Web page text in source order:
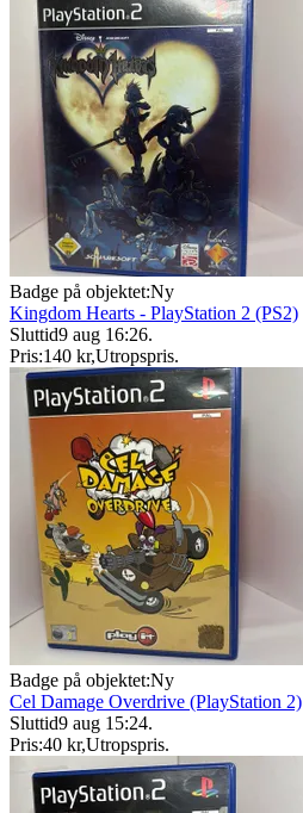
Badge på objektet:Ny
Kingdom Hearts - PlayStation 2 (PS2)
Sluttid9 aug 16:26.
Pris:140 kr,Utropspris.
Badge på objektet:Ny
Cel Damage Overdrive (PlayStation 2)
Sluttid9 aug 15:24.
Pris:40 kr,Utropspris.